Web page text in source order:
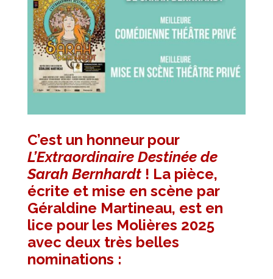
C’est un honneur pour
L’Extraordinaire Destinée de
Sarah Bernhardt! La pièce,
écrite et mise en scène par
Géraldine Martineau, est en
lice pour les Molières 2025
avec deux très belles
nominations :